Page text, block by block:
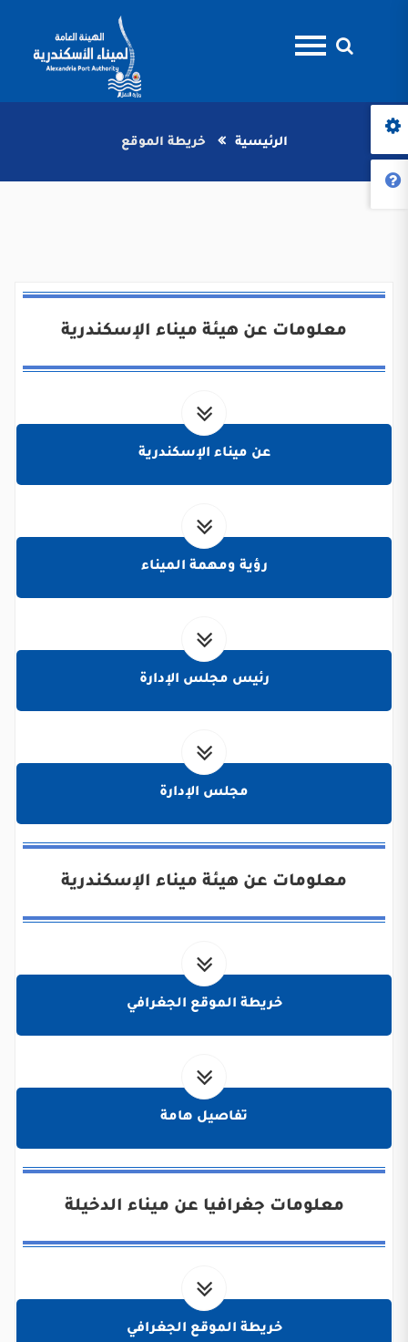
الرئيسية خريطة الموقع
معلومات عن هيئة ميناء الإسكندرية
عن ميناء الإسكندرية
رؤية ومهمة الميناء
رئيس مجلس الإدارة
مجلس الإدارة
معلومات عن هيئة ميناء الإسكندرية
خريطة الموقع الجغرافي
تفاصيل هامة
معلومات جغرافيا عن ميناء الدخيلة
خريطة الموقع الجغرافي